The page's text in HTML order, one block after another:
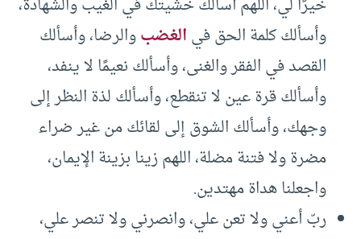
وأسألك كلمة الحق فيالغضبوالرضا، وأسألك
القصد في الفقر والغنى، وأسألك نعيمًا لا ينفد،
وأسألك قرة عين لا تنقطع، وأسألك لذة النظر إلى
وجهك، وأسألك الشوق إلى لقائك من غير ضراء
مضرة ولا فتنة مضلة، اللهم زينا بزينة الإيمان،
واجعلنا هداة مهتدين.
ربّ أعني ولا تعن علي، وانصرني ولا تنصر علي،